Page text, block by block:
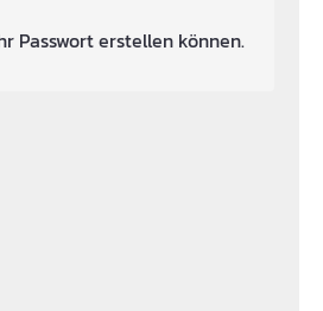
Passwort erstellen können.